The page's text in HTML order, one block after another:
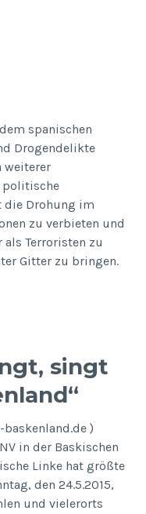
spanischen
Drogendelikte
weiterer
politische
die Drohung im
zu verbieten und
Terro­risten zu
Gitter zu bringen.
singt
baskenland.de )
in der Baskischen
Linke hat größte
den 24.5.2015,
und vielerorts